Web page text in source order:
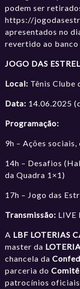
podem ser
https://
apresentados no
revertido ao banco
JOGO DAS
Local: Tênis Clube
Data: 14.06.2025
Programação:
9h – Ações
14h – Desafios
da Quadra 1×1)
17h – Jogo das
Transmissão: LIVE
A LBF LOTERIAS
master da
chancela da
parceria do
patrocínios